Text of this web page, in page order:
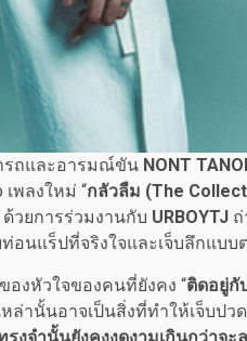
รถและอารมณ์ขัน NONT
พลงใหม่ “กลัวลืม (The
วยการร่วมงานกับ URBOYTJ
อนแร็ปที่จริงใจและเจ็บลึกแบบ
งหัวใจของคนที่ยังคง “ติดอยู่กั
ล่านั้นอาจเป็นสิ่งที่ทำให้เจ็บปว